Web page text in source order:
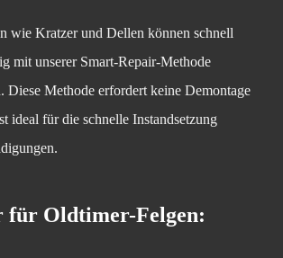
wie Kratzer und Dellen können schnell
mit unserer Smart-Repair-Methode
Diese Methode erfordert keine Demontage
ideal für die schnelle Instandsetzung
für Oldtimer-Felgen: